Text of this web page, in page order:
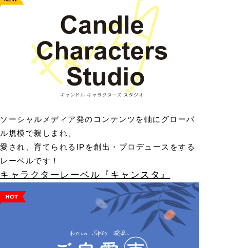
ソーシャルメディア発のコンテンツを軸にグローバ
ル規模で親しまれ、
愛され、育てられるIPを創出・プロデュースをする
レーベルです！
キャラクターレーベル『キャンスタ』